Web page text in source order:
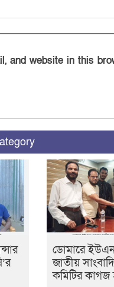
and website in this
ডোমারে
জাতীয়
কমিটির কাগজ